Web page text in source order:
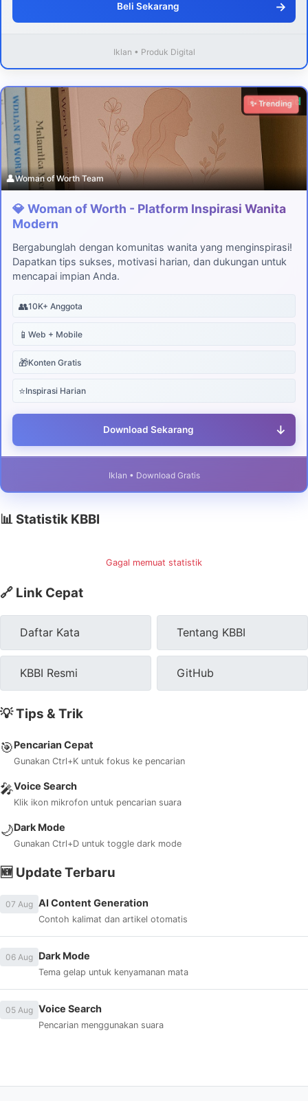
Beli Sekarang →
Iklan • Produk Digital
Download
✨ Trending
👤Woman of Worth Team
💎 Woman of Worth - Platform Inspirasi Wanita
Modern
Bergabunglah dengan komunitas wanita yang menginspirasi!
Dapatkan tips sukses, motivasi harian, dan dukungan untuk
mencapai impian Anda.
👥10K+ Anggota
📱 Web + Mobile
🎁Konten Gratis
⭐Inspirasi Harian
Download Sekarang ↓
Iklan • Download Gratis
📊 Statistik KBBI
Gagal memuat statistik
🔗 Link Cepat
Daftar Kata Tentang KBBI
KBBI Resmi GitHub
💡 Tips & Trik
🎯Pencarian Cepat
Gunakan Ctrl+K untuk fokus ke pencarian
🎤Voice Search
Klik ikon mikrofon untuk pencarian suara
🌙Dark Mode
Gunakan Ctrl+D untuk toggle dark mode
🆕 Update Terbaru
07 Aug AI Content Generation
Contoh kalimat dan artikel otomatis
06 Aug Dark Mode
Tema gelap untuk kenyamanan mata
05 Aug Voice Search
Pencarian menggunakan suara